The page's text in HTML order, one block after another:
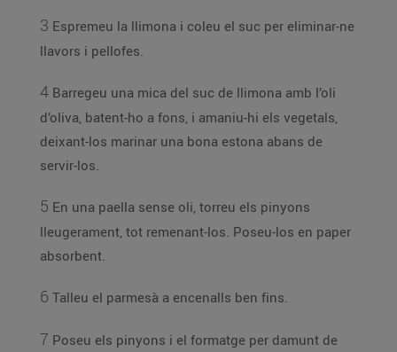
3 Espremeu la llimona i coleu el suc per eliminar-ne
llavors i pellofes.
4 Barregeu una mica del suc de llimona amb l’oli
d’oliva, batent-ho a fons, i amaniu-hi els vegetals,
deixant-los marinar una bona estona abans de
servir-los.
5 En una paella sense oli, torreu els pinyons
lleugerament, tot remenant-los. Poseu-los en paper
absorbent.
6 Talleu el parmesà a encenalls ben fins.
7 Poseu els pinyons i el formatge per damunt de